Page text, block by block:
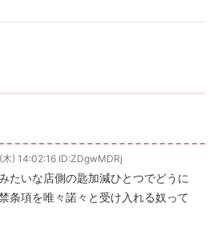
) 14:02:16 ID:ZDgwMDRj
たいな店側の匙加減ひとつでどうに
条項を唯々諾々と受け入れる奴って